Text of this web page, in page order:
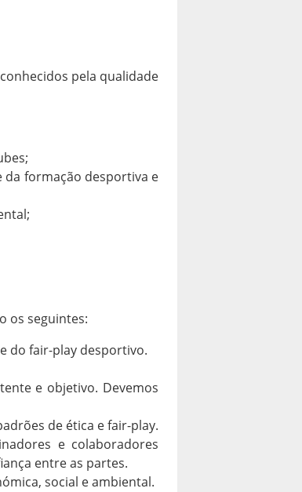
pela qualidade
formação desportiva e
os seguintes:
do fair-play desportivo.
e objetivo. Devemos
de ética e fair-play.
e colaboradores
entre as partes.
social e ambiental.